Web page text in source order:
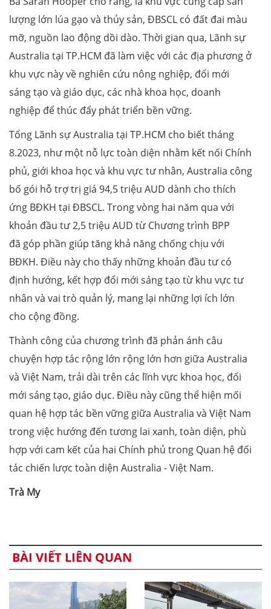
lượng lớn lúa gạo và thủy sản, ĐBSCL có đất đai màu
mỡ, nguồn lao động dồi dào. Thời gian qua, Lãnh sự
Australia tại TP.HCM đã làm việc với các địa phương ở
khu vực này về nghiên cứu nông nghiệp, đổi mới
sáng tạo và giáo dục, các nhà khoa học, doanh
nghiệp để thúc đẩy phát triển bền vững.
Tổng Lãnh sự Australia tại TP.HCM cho biết tháng
8.2023, như một nỗ lực toàn diện nhằm kết nối Chính
phủ, giới khoa học và khu vực tư nhân, Australia công
bố gói hỗ trợ trị giá 94,5 triệu AUD dành cho thích
ứng BĐKH tại ĐBSCL. Trong vòng hai năm qua với
khoản đầu tư 2,5 triệu AUD từ Chương trình BPP
đã góp phần giúp tăng khả năng chống chịu với
BĐKH. Điều này cho thấy những khoản đầu tư có
định hướng, kết hợp đổi mới sáng tạo từ khu vực tư
nhân và vai trò quản lý, mang lại những lợi ích lớn
cho cộng đồng.
Thành công của chương trình đã phản ánh câu
chuyện hợp tác rộng lớn rộng lớn hơn giữa Australia
và Việt Nam, trải dài trên các lĩnh vực khoa học, đổi
mới sáng tạo, giáo dục. Điều này cũng thể hiện mối
quan hệ hợp tác bền vững giữa Australia và Việt Nam
trong việc hướng đến tương lai xanh, toàn diện, phù
hợp với cam kết của hai Chính phủ trong Quan hệ đối
tác chiến lược toàn diện Australia - Việt Nam.
Trà My
BÀI VIẾT LIÊN QUAN